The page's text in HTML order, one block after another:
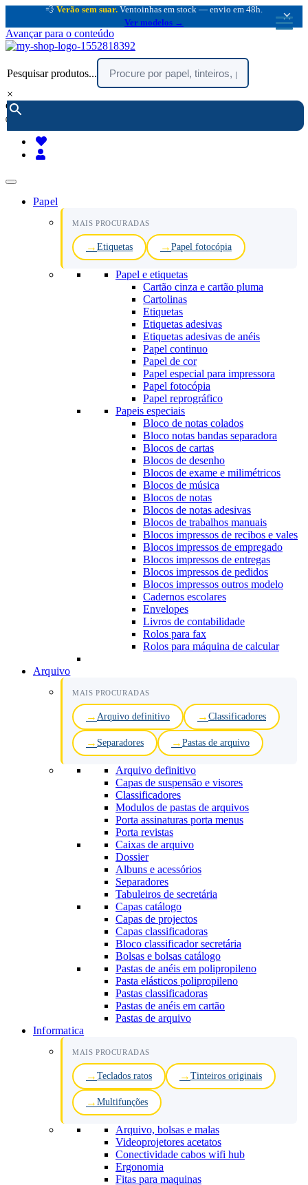
💨 Verão sem suar. Ventoinhas em stock — envio em 48h.
Ver modelos →
×
Avançar para o conteúdo
Pesquisar produtos...
×
encomendar por telefone :
(chamada rede fixa nacional)
Papel
MAIS PROCURADAS
Etiquetas Papel fotocópia
Papel e etiquetas
Cartão cinza e cartão pluma
Cartolinas
Etiquetas
Etiquetas adesivas
Etiquetas adesivas de anéis
Papel continuo
Papel de cor
Papel especial para impressora
Papel fotocópia
Papel reprográfico
Papeis especiais
Bloco de notas colados
Bloco notas bandas separadora
Blocos de cartas
Blocos de desenho
Blocos de exame e milimétricos
Blocos de música
Blocos de notas
Blocos de notas adesivas
Blocos de trabalhos manuais
Blocos impressos de recibos e vales
Blocos impressos de empregado
Blocos impressos de entregas
Blocos impressos de pedidos
Blocos impressos outros modelo
Cadernos escolares
Envelopes
Livros de contabilidade
Rolos para fax
Rolos para máquina de calcular
Arquivo
MAIS PROCURADAS
Arquivo definitivo Classificadores
Separadores Pastas de arquivo
Arquivo definitivo
Capas de suspensão e visores
Classificadores
Modulos de pastas de arquivos
Porta assinaturas porta menus
Porta revistas
Caixas de arquivo
Dossier
Albuns e acessórios
Separadores
Tabuleiros de secretária
Capas catálogo
Capas de projectos
Capas classificadoras
Bloco classificador secretária
Bolsas e bolsas catálogo
Pastas de anéis em polipropileno
Pasta elásticos polipropileno
Pastas classificadoras
Pastas de anéis em cartão
Pastas de arquivo
Informatica
MAIS PROCURADAS
Teclados ratos Tinteiros originais
Multifunções
Arquivo, bolsas e malas
Videoprojetores acetatos
Conectividade cabos wifi hub
Ergonomia
Fitas para maquinas